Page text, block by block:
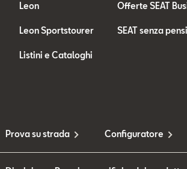
Leon
Leon Sportstourer
Listini e Cataloghi
Offerte SEAT
SEAT senza
Prova su strada Configuratore